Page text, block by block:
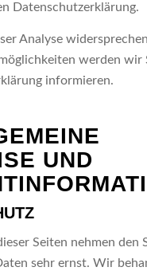
Datenschutzerklärung.
Analyse
werden wir
informieren.
UND
Seiten nehmen den
sehr ernst. Wir